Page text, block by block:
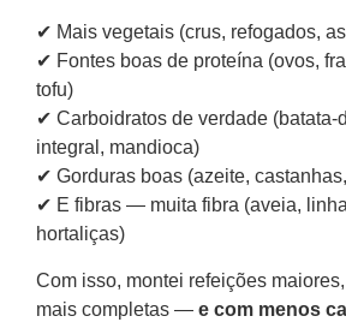
✔ Mais vegetais (crus, refogados,
✔ Fontes boas de proteína (ovos,
tofu)
✔ Carboidratos de verdade (batata-
integral, mandioca)
✔ Gorduras boas (azeite,
✔ E fibras — muita fibra (aveia,
hortaliças)
Com isso, montei refeições
mais completas — e com menos